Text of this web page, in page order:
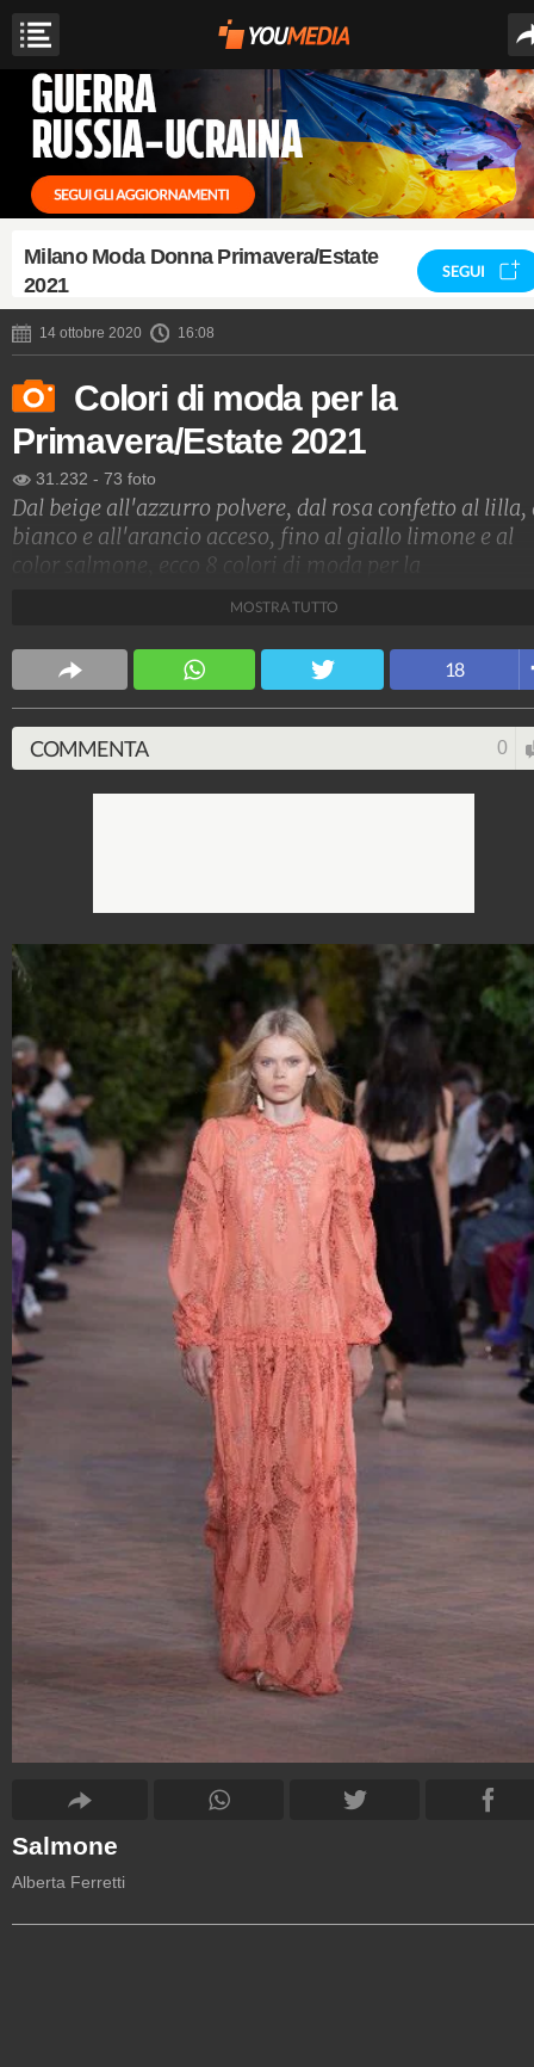
Milano Moda Donna Primavera/Estate
2021
SEGUI
14 ottobre 2020 16:08
Colori di moda per la
Primavera/Estate 2021
31.232 - 73 foto
Dal beige all'azzurro polvere, dal rosa confetto al lilla,
bianco e all'arancio acceso, fino al giallo limone e al
color salmone, ecco 8 colori di moda per la
Stile e trend
MOSTRA TUTTO
18
COMMENTA 0
Salmone
Alberta Ferretti